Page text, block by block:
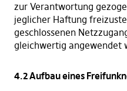
zur Verantwortung
jeglicher Haftung
geschlossenen
gleichwertig angewendet
4.2 Aufbau eines